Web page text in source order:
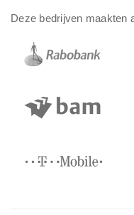
Deze bedrijven maakten